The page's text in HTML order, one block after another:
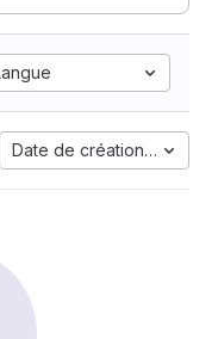
Date de création la plus